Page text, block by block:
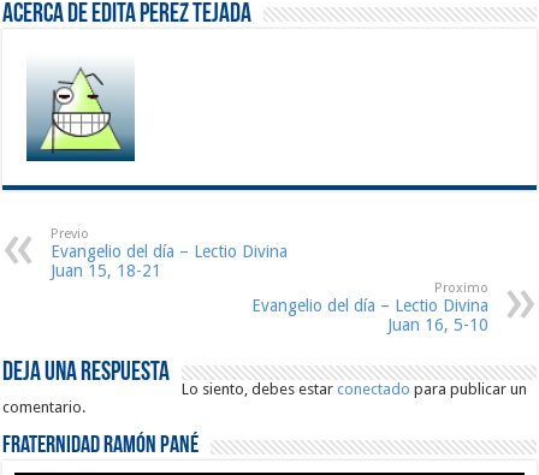
Acerca de Edita Perez Tejada
Previo
Evangelio del día – Lectio Divina
Juan 15, 18-21
Proximo
Evangelio del día – Lectio Divina
Juan 16, 5-10
Deja una respuesta
Lo siento, debes estarconectado para publicar un
comentario.
Fraternidad Ramón Pané